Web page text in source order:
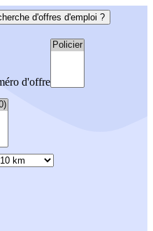
d'offres d'emploi ?
d'offre